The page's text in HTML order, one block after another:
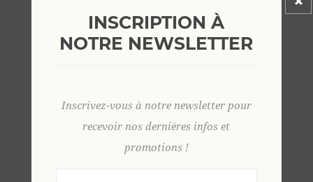
INSCRIPTION À
NOTRE NEWSLETTER
Inscrivez-vous à notre newsletter pour
recevoir nos dernières infos et
promotions !